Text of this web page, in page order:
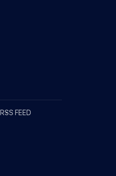
RSS FEED